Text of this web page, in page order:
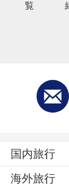
覧
国内旅行
海外旅行